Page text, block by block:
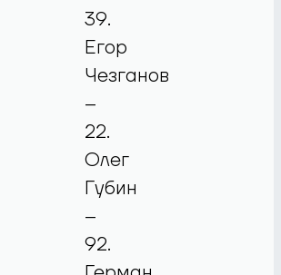
39.
Егор
Чезганов
–
22.
Олег
Губин
–
92.